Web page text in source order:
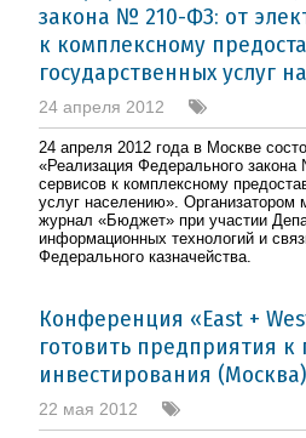
закона № 210-ФЗ: от
к комплексному
государственных услуг
24 апреля 2012
24 апреля 2012 года в Москве
«Реализация Федерального
сервисов к комплексному
услуг населению». Организатором
журнал «Бюджет» при участии
информационных технологий и
Федерального казначейства.
Конференция «East +
готовить предприятия к
инвестирования (Москва)
22 мая 2012